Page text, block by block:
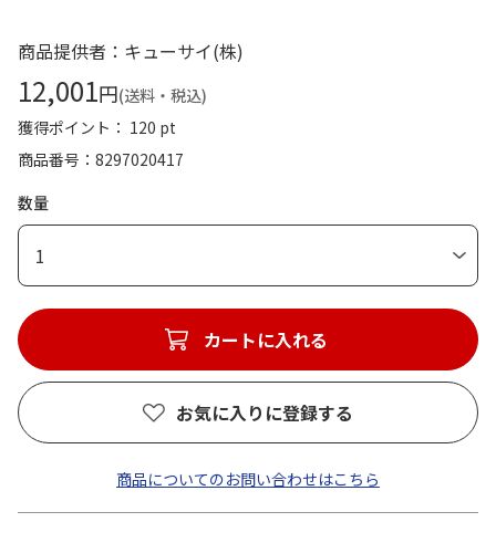
商品提供者：キューサイ(株)
12,001円(送料・税込)
獲得ポイント： 120 pt
商品番号
8297020417
数量
1
カートに入れる
お気に入りに登録する
商品についてのお問い合わせはこちら